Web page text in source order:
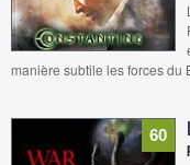
manière subtile les forces du
60